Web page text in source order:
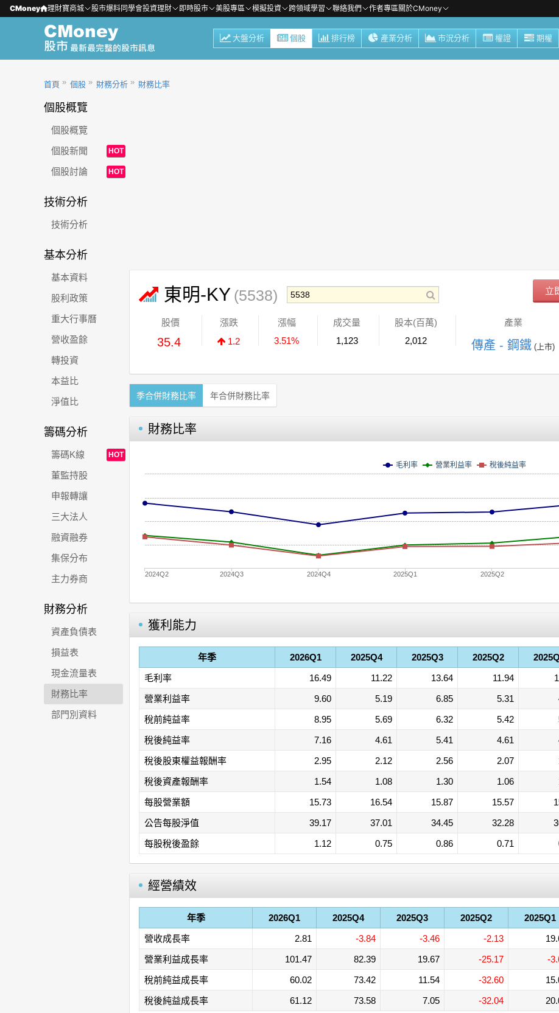
CMoney 理財寶商城 股市爆料同學會投資理財 即時股市 美股專區 模擬投資 跨領域學習 聯絡我們 作者專區關於CMoney
大盤分析 個股 排行榜 產業分析 市況分析 權證 期權
首頁 個股 財務分析 財務比率
個股概覽
個股概覽
個股新聞
HOT
個股討論 HOT
技術分析
技術分析
基本分析
基本資料
股利政策
重大行事曆
營收盈餘
轉投資
本益比
淨值比
籌碼分析
籌碼K線 HOT
董監持股
申報轉讓
三大法人
融資融券
集保分布
主力券商
財務分析
資產負債表
損益表
現金流量表
財務比率
部門別資料
東明-KY (5538) 立
股價
35.4
漲跌
1.2
漲幅
3.51%
成交量
1,123
股本(百萬)
2,012
產業
傳產 - 鋼鐵 (上市)
季合併財務比率 年合併財務比率
財務比率
毛利率 營業利益率 稅後純益率
2024Q2 2024Q3 2024Q4 2025Q1 2025Q2
獲利能力
年季 2026Q1 2025Q4 2025Q3 2025Q2
毛利率
16.49 11.22 13.64 11.94
營業利益率
9.60 5.19 6.85 5.31
稅前純益率
8.95 5.69 6.32 5.42
稅後純益率
7.16 4.61 5.41 4.61
稅後股東權益報酬率
2.95 2.12 2.56 2.07
稅後資產報酬率
1.54 1.08 1.30 1.06
每股營業額
15.73 16.54 15.87 15.57
公告每股淨值
39.17 37.01 34.45 32.28
每股稅後盈餘
1.12 0.75 0.86 0.71
經營績效
年季 2026Q1 2025Q4 2025Q3 2025Q2 2025Q1
營收成長率
2.81 -3.84 -3.46 -2.13
營業利益成長率
101.47 82.39 19.67 -25.17 -
稅前純益成長率
60.02 73.42 11.54 -32.60
稅後純益成長率
61.12 73.58 7.05 -32.04